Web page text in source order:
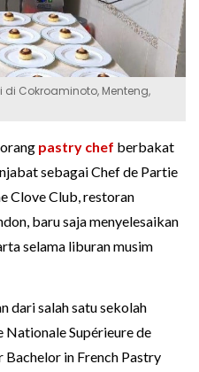
Cokroaminoto, Menteng,
pastry chef berbakat
sebagai Chef de Partie
Clove Club, restoran
baru saja menyelesaikan
selama liburan musim
dari salah satu sekolah
Supérieure de
Bachelor in French Pastry